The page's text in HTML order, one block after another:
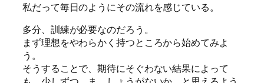
私だって毎日のようにその流れを感じている。
多分、訓練が必要なのだろう。
まず理想をやわらかく持つところから始めてみよ
う。
そうすることで、期待にそぐわない結果によって